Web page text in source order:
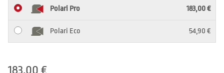
Polari Pro 183,00 €
Polari Eco 54,90 €
183,00 €